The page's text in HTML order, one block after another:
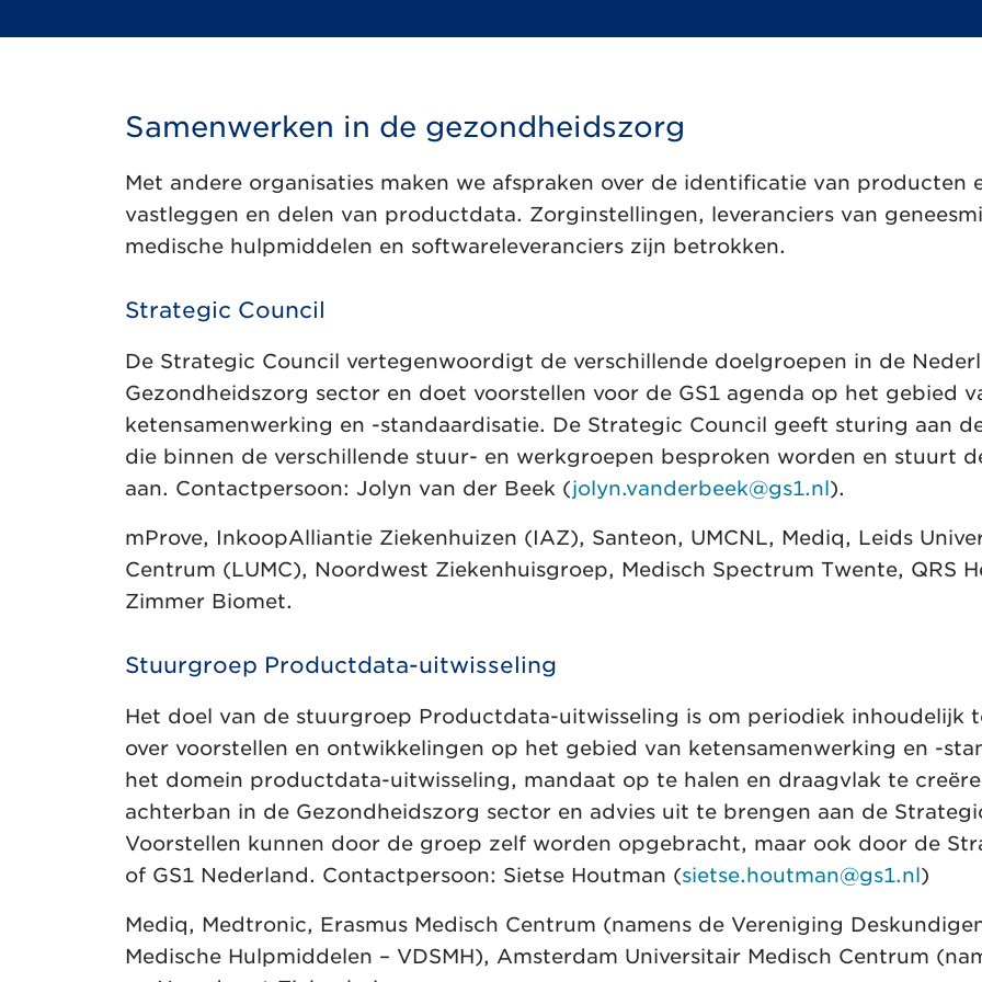
Samenwerken in de gezondheidszorg
Met andere organisaties maken we afspraken over de identificatie van producten
vastleggen en delen van productdata. Zorginstellingen, leveranciers van
medische hulpmiddelen en softwareleveranciers zijn betrokken.
Strategic Council
De Strategic Council vertegenwoordigt de verschillende doelgroepen in de
Gezondheidszorg sector en doet voorstellen voor de GS1 agenda op het gebied
ketensamenwerking en -standaardisatie. De Strategic Council geeft sturing aan
die binnen de verschillende stuur- en werkgroepen besproken worden en stuurt
aan. Contactpersoon: Jolyn van der Beek (jolyn.vanderbeek@gs1.nl).
mProve, InkoopAlliantie Ziekenhuizen (IAZ), Santeon, UMCNL, Mediq, Leids
Centrum (LUMC), Noordwest Ziekenhuisgroep, Medisch Spectrum Twente, QRS
Zimmer Biomet.
Stuurgroep Productdata-uitwisseling
Het doel van de stuurgroep Productdata-uitwisseling is om periodiek inhoudelijk
over voorstellen en ontwikkelingen op het gebied van ketensamenwerking en -
het domein productdata-uitwisseling, mandaat op te halen en draagvlak te
achterban in de Gezondheidszorg sector en advies uit te brengen aan de
Voorstellen kunnen door de groep zelf worden opgebracht, maar ook door de
of GS1 Nederland. Contactpersoon: Sietse Houtman (sietse.houtman@gs1.nl)
Mediq, Medtronic, Erasmus Medisch Centrum (namens de Vereniging
Medische Hulpmiddelen – VDSMH), Amsterdam Universitair Medisch Centrum